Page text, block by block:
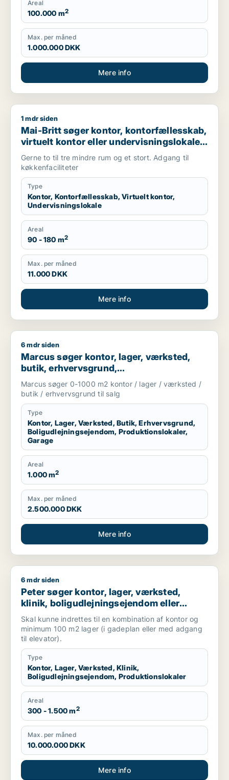
Areal
100.000 m2
Max. per måned
1.000.000 DKK
Mere info
Mai-Britt søger kontor, kontorfællesskab, virtuelt kontor
1 mdr siden
Mai-Britt søger kontor, kontorfællesskab,
virtuelt kontor eller undervisningslokale
til leje i København SV, Valby eller
Brøndby m.fl.
Gerne to til tre mindre rum og et stort. Adgang til
køkkenfaciliteter
Type
Kontor, Kontorfællesskab, Virtuelt kontor,
Undervisningslokale
Areal
90 - 180 m2
Max. per måned
11.000 DKK
Mere info
Marcus søger kontor, lager, værksted, butik,
6 mdr siden
Marcus søger kontor, lager, værksted,
butik, erhvervsgrund,
boligudlejningsejendom,
produktionslokaler eller garage til salg i
Storkøbenhavn
Marcus søger 0-1000 m2 kontor / lager / værksted /
butik / erhvervsgrund til salg
Type
Kontor, Lager, Værksted, Butik, Erhvervsgrund,
Boligudlejningsejendom, Produktionslokaler,
Garage
Areal
1.000 m2
Max. per måned
2.500.000 DKK
Mere info
Peter søger kontor, lager, værksted, klinik,
6 mdr siden
Peter søger kontor, lager, værksted,
klinik, boligudlejningsejendom eller
produktionslokaler til salg i
Frederiksberg, Østerbro eller Nordhavn
m.fl.
Skal kunne indrettes til en kombination af kontor og
minimum 100 m2 lager (i gadeplan eller med adgang
til elevator).
Type
Kontor, Lager, Værksted, Klinik,
Boligudlejningsejendom, Produktionslokaler
Areal
300 - 1.500 m2
Max. per måned
10.000.000 DKK
Mere info